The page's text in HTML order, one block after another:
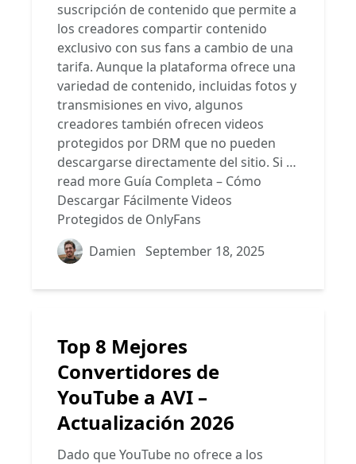
suscripción de contenido que permite a
los creadores compartir contenido
exclusivo con sus fans a cambio de una
tarifa. Aunque la plataforma ofrece una
variedad de contenido, incluidas fotos y
transmisiones en vivo, algunos
creadores también ofrecen videos
protegidos por DRM que no pueden
descargarse directamente del sitio. Si …
read more Guía Completa – Cómo
Descargar Fácilmente Videos
Protegidos de OnlyFans
Damien September 18, 2025
Top 8 Mejores
Convertidores de
YouTube a AVI –
Actualización 2026
Dado que YouTube no ofrece a los